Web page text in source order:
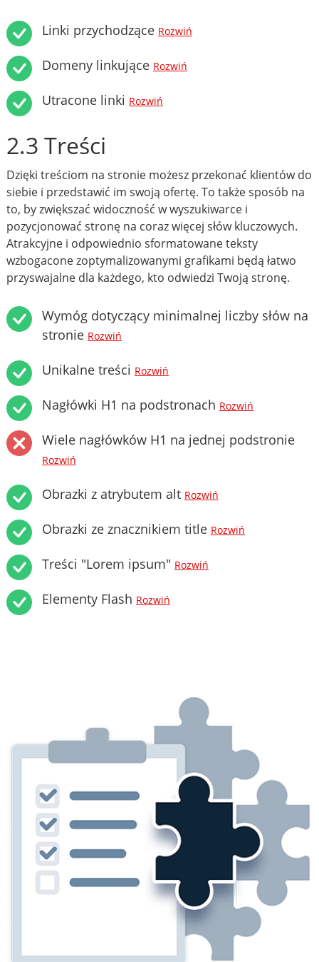
Linki przychodzące Rozwiń
Domeny linkujące Rozwiń
Utracone linki Rozwiń
2.3 Treści
Dzięki treściom na stronie możesz przekonać klientów do
siebie i przedstawić im swoją ofertę. To także sposób na
to, by zwiększać widoczność w wyszukiwarce i
pozycjonować stronę na coraz więcej słów kluczowych.
Atrakcyjne i odpowiednio sformatowane teksty
wzbogacone zoptymalizowanymi grafikami będą łatwo
przyswajalne dla każdego, kto odwiedzi Twoją stronę.
Wymóg dotyczący minimalnej liczby słów na
stronie Rozwiń
Unikalne treści Rozwiń
Nagłówki H1 na podstronach Rozwiń
Wiele nagłówków H1 na jednej podstronie
Rozwiń
Obrazki z atrybutem alt Rozwiń
Obrazki ze znacznikiem title Rozwiń
Treści "Lorem ipsum" Rozwiń
Elementy Flash Rozwiń